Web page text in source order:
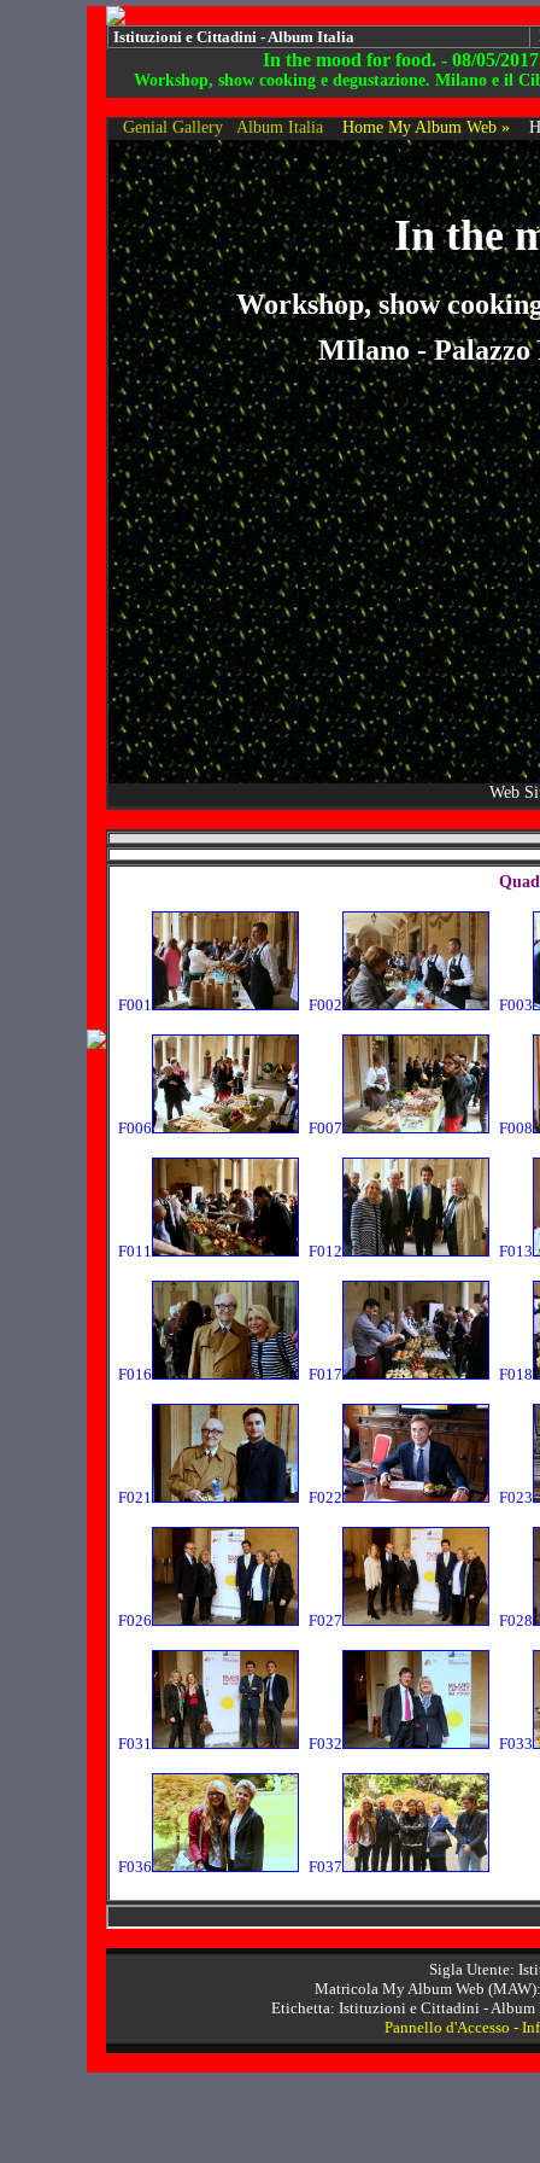
Istituzioni e Cittadini - Album Italia
In the mood for food. - 08/05/2017
Workshop, show cooking e degustazione. Milano e il
Genial Gallery Album Italia Home My Album Web »
In the
Workshop, show
MIlano - Palazzo
Web
F001 F002 F003
F006 F007 F008
F011 F012 F013
F016 F017 F018
F021 F022 F023
F026 F027 F028
F031 F032 F033
F036 F037
Sigla Utente:
Matricola My Album Web
Etichetta: Istituzioni e Cittadini -
Pannello d'Accesso -